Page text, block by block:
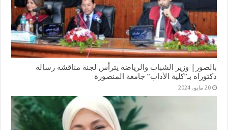
بالصور| وزير الشباب والرياضة يترأس لجنة مناقشة رسالة
دكتوراه بـ”كلية الأداب” جامعة المنصورة
20 مايو، 2024